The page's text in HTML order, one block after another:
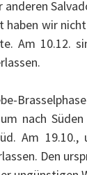
anderen
haben wir
Am 10.12.
nach
Am
Den